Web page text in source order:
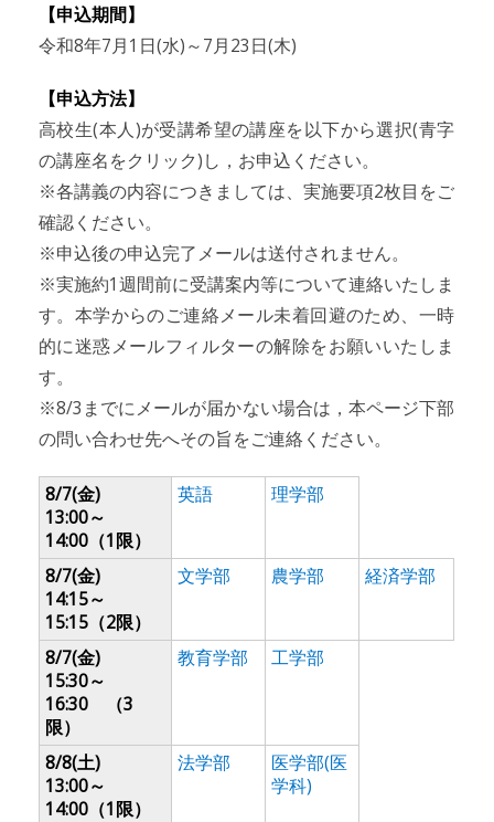
【申込期間】
令和8年7月1日(水)～7月23日(木)
【申込方法】
高校生(本人)が受講希望の講座を以下から選択(青字
の講座名をクリック)し，お申込ください。
※各講義の内容につきましては、実施要項2枚目をご
確認ください。
※申込後の申込完了メールは送付されません。
※実施約1週間前に受講案内等について連絡いたしま
す。本学からのご連絡メール未着回避のため、一時
的に迷惑メールフィルターの解除をお願いいたしま
す。
※8/3までにメールが届かない場合は，本ページ下部
の問い合わせ先へその旨をご連絡ください。
8/7(金)
13:00～
14:00（1限）
英語 理学部
8/7(金)
14:15～
15:15（2限）
文学部 農学部 経済学部
8/7(金)
15:30～
16:30 （3
限）
教育学部 工学部
8/8(土)
13:00～
14:00（1限）
法学部
医学部(医
学科)